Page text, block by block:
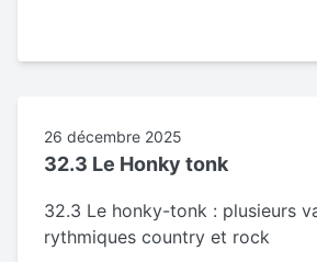
26 décembre 2025
32.3 Le Honky tonk
32.3 Le honky-tonk : plusieurs
rythmiques country et rock